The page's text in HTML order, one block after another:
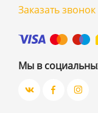
Заказать звонок
Мы в